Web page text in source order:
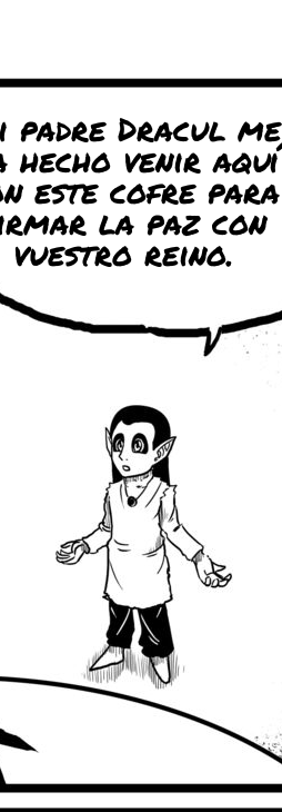
padre Dracul me
hecho venir aquí
este cofre para
la paz con
vuestro reino.